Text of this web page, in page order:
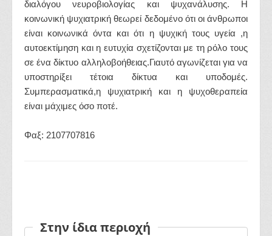
διαλόγου νευροβιολογίας και ψυχανάλυσης. Η
κοινωνική ψυχιατρική θεωρεί δεδομένο ότι οι άνθρωποι
είναι κοινωνικά όντα και ότι η ψυχική τους υγεία ,η
αυτοεκτίμηση και η ευτυχία σχετίζονται με τη ρόλο τους
σε ένα δίκτυο αλληλοβοήθειας.Γιαυτό αγωνίζεται για να
υποστηρίξει τέτοια δίκτυα και υποδομές.
Συμπερασματικά,η ψυχιατρική και η ψυχοθεραπεία
είναι μάχιμες όσο ποτέ.
Φαξ: 2107707816
Στην ίδια περιοχή